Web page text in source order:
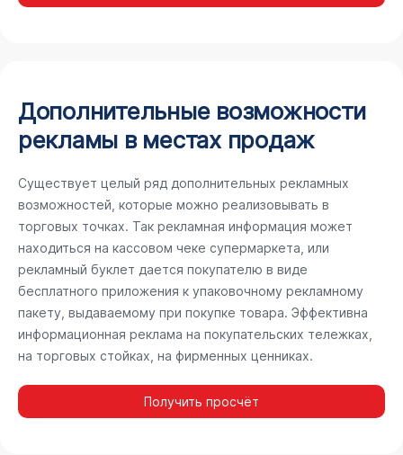
Дополнительные возможности
рекламы в местах продаж
Существует целый ряд дополнительных рекламных
возможностей, которые можно реализовывать в
торговых точках. Так рекламная информация может
находиться на кассовом чеке супермаркета, или
рекламный буклет дается покупателю в виде
бесплатного приложения к упаковочному рекламному
пакету, выдаваемому при покупке товара. Эффективна
информационная реклама на покупательских тележках,
на торговых стойках, на фирменных ценниках.
Получить просчёт